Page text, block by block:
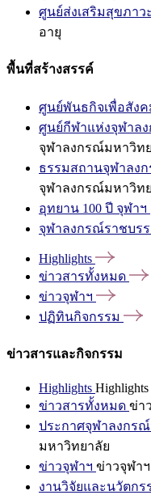
ศูนย์ส่งเสริมสุขภาว
อายุ
พื้นที่สร้างสรรค์
ศูนย์พันธกิจเพื่อสังค
ศูนย์กีฬาแห่งจุฬาล
จุฬาลงกรณ์มหาวิท
ธรรมสถานจุฬาลง
จุฬาลงกรณ์มหาวิท
อุทยาน 100 ปี จุฬาฯ
จุฬาลงกรณ์ราชบร
Highlights
ข่าวสารทั้งหมด
ข่าวจุฬาฯ
ปฏิทินกิจกรรม
ข่าวสารและกิจกรรม
Highlights Highlights
ข่าวสารทั้งหมด ข่า
ประกาศจุฬาลงกร
มหาวิทยาลัย
ข่าวจุฬาฯ ข่าวจุฬาฯ
งานวิจัยและนวัตกร